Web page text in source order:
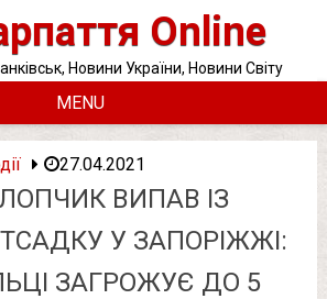
Online
Новини України, Новини Світу
MENU
27.04.2021
ВИПАВ ІЗ
У ЗАПОРІЖЖІ:
ЗАГРОЖУЄ ДО 5